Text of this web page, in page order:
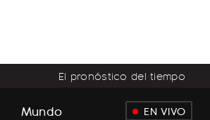
El pronóstico del tiempo
Mundo EN VIVO